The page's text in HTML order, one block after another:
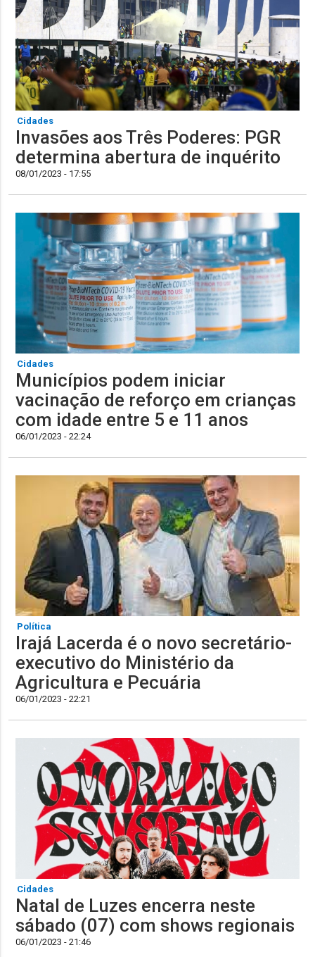
Cidades
Invasões aos Três Poderes: PGR
determina abertura de inquérito
08/01/2023 - 17:55
Cidades
Municípios podem iniciar
vacinação de reforço em crianças
com idade entre 5 e 11 anos
06/01/2023 - 22:24
Política
Irajá Lacerda é o novo secretário-
executivo do Ministério da
Agricultura e Pecuária
06/01/2023 - 22:21
Cidades
Natal de Luzes encerra neste
sábado (07) com shows regionais
06/01/2023 - 21:46